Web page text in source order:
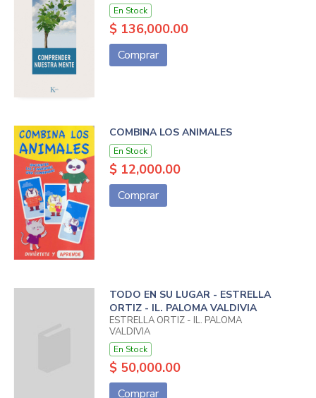
En Stock
$ 136,000.00
Comprar
COMBINA LOS ANIMALES
En Stock
$ 12,000.00
Comprar
TODO EN SU LUGAR - ESTRELLA
ORTIZ - IL. PALOMA VALDIVIA
ESTRELLA ORTIZ - IL. PALOMA
VALDIVIA
En Stock
$ 50,000.00
Comprar